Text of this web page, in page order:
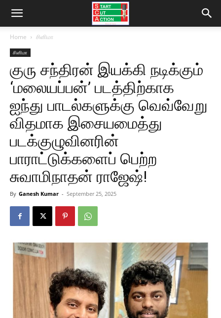
Home சினிமா
சினிமா
குரு சந்திரன் இயக்கி நடிக்கும்
‘மலையப்பன்’ படத்திற்காக
ஐந்து பாடல்களுக்கு வெவ்வேறு
விதமாக இசையமைத்து
படக்குழுவினரின்
பாராட்டுக்களைப் பெற்ற
சுவாமிநாதன் ராஜேஷ்!
By Ganesh Kumar - September 25, 2025